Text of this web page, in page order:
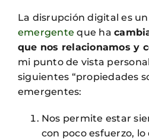
La disrupción digital es un
emergente que ha
que nos relacionamos y
mi punto de vista
siguientes “propiedades
emergentes:
Nos permite estar
con poco esfuerzo,